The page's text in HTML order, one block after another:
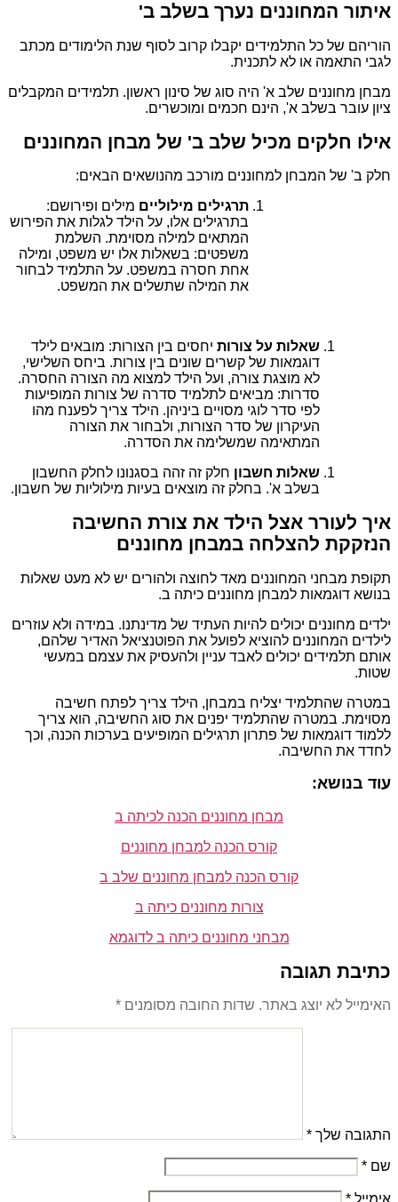
איתור המחוננים נערך בשלב ב'
הוריהם של כל התלמידים יקבלו קרוב לסוף שנת הלימודים מכתב
לגבי התאמה או לא לתכנית.
מבחן מחוננים שלב א' היה סוג של סינון ראשון. תלמידים המקבלים
ציון עובר בשלב א', הינם חכמים ומוכשרים.
אילו חלקים מכיל שלב ב' של מבחן המחוננים
חלק ב' של המבחן למחוננים מורכב מהנושאים הבאים:
תרגילים מילוליים מילים ופירושם:
בתרגילים אלו, על הילד לגלות את הפירוש
המתאים למילה מסוימת. השלמת
משפטים: בשאלות אלו יש משפט, ומילה
אחת חסרה במשפט. על התלמיד לבחור
את המילה שתשלים את המשפט.
שאלות על צורות יחסים בין הצורות: מובאים לילד
דוגמאות של קשרים שונים בין צורות. ביחס השלישי,
לא מוצגת צורה, ועל הילד למצוא מה הצורה החסרה.
סדרות: מביאים לתלמיד סדרה של צורות המופיעות
לפי סדר לוגי מסויים ביניהן. הילד צריך לפענח מהו
העיקרון של סדר הצורות, ולבחור את הצורה
המתאימה שמשלימה את הסדרה.
שאלות חשבון חלק זה זהה בסגנונו לחלק החשבון
בשלב א'. בחלק זה מוצאים בעיות מילוליות של חשבון.
איך לעורר אצל הילד את צורת החשיבה
הנזקקת להצלחה במבחן מחוננים
תקופת מבחני המחוננים מאד לחוצה ולהורים יש לא מעט שאלות
בנושא דוגמאות למבחן מחוננים כיתה ב.
ילדים מחוננים יכולים להיות העתיד של מדינתנו. במידה ולא עוזרים
לילדים המחוננים להוציא לפועל את הפוטנציאל האדיר שלהם,
אותם תלמידים יכולים לאבד עניין ולהעסיק את עצמם במעשי
שטות.
במטרה שהתלמיד יצליח במבחן, הילד צריך לפתח חשיבה
מסוימת. במטרה שהתלמיד יפנים את סוג החשיבה, הוא צריך
ללמוד דוגמאות של פתרון תרגילים המופיעים בערכות הכנה, וכך
לחדד את החשיבה.
עוד בנושא:
מבחן מחוננים הכנה לכיתה ב
קורס הכנה למבחן מחוננים
קורס הכנה למבחן מחוננים שלב ב
צורות מחוננים כיתה ב
מבחני מחוננים כיתה ב לדוגמא
כתיבת תגובה
האימייל לא יוצג באתר. שדות החובה מסומנים *
התגובה שלך *
שם *